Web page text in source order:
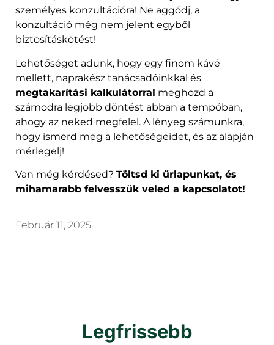
személyes konzultációra! Ne aggódj, a
konzultáció még nem jelent egyből
biztosításkötést!
Lehetőséget adunk, hogy egy finom kávé
mellett, naprakész tanácsadóinkkal és
megtakarítási kalkulátorral meghozd a
számodra legjobb döntést abban a tempóban,
ahogy az neked megfelel. A lényeg számunkra,
hogy ismerd meg a lehetőségeidet, és az alapján
mérlegelj!
Van még kérdésed? Töltsd ki űrlapunkat, és
mihamarabb felvesszük veled a kapcsolatot!
Február 11, 2025
Legfrissebb